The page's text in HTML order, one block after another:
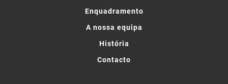
Enquadramento
A nossa equipa
História
Contacto